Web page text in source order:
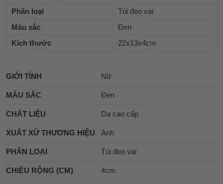
Phân loại
Túi đeo vai
Màu sắc
Đen
Kích thước
22x13x4cm
GIỚI TÍNH Nữ
MÀU SẮC Đen
CHẤT LIỆU Da cao cấp
XUẤT XỨ THƯƠNG HIỆU Anh
PHÂN LOẠI Túi đeo vai
CHIỀU RỘNG (CM) 4cm